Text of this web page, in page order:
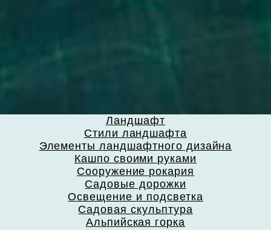
Ландшафт
Стили ландшафта
Элементы ландшафтного дизайна
Кашпо своими руками
Сооружение рокария
Садовые дорожки
Освещение и подсветка
Садовая скульптура
Альпийская горка